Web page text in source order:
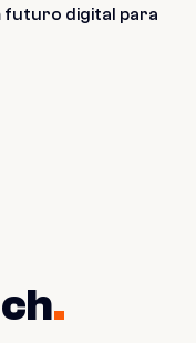
futuro digital para
.